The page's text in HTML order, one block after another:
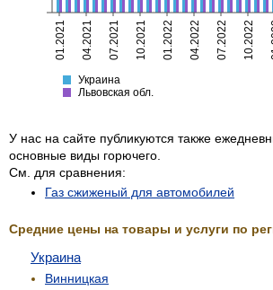
Украина
Львовская
01.2021 04.2021 07.2021 10.2021 01.2022 04.2022 07.2022 10.2022
Украина
Львовская обл.
У нас на сайте публикуются также
основные виды горючего.
См. для сравнения:
Газ сжиженый для автомобилей
Средние цены на товары и услуги по
Украина
Винницкая